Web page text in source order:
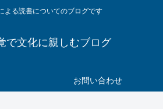
よる読書についてのブログです
で文化に親しむブログ
お問い合わせ